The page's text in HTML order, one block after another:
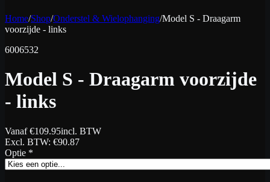
Home/Shop/Onderstel & Wielophanging/Model S - Draagarm
voorzijde - links
6006532
Model S - Draagarm voorzijde
- links
Vanaf€109.95incl. BTW
Excl. BTW: €90.87
Optie *